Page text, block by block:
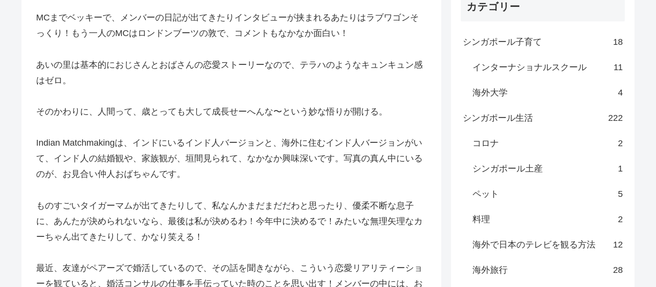
MCまでベッキーで、メンバーの日記が出てきたりインタビューが挟まれるあたりはラブワゴンそ
っくり！もう一人のMCはロンドンブーツの敦で、コメントもなかなか面白い！
あいの里は基本的におじさんとおばさんの恋愛ストーリーなので、テラハのようなキュンキュン感
はゼロ。
そのかわりに、人間って、歳とっても大して成長せーへんな〜という妙な悟りが開ける。
Indian Matchmakingは、インドにいるインド人バージョンと、海外に住むインド人バージョンがい
て、インド人の結婚観や、家族観が、垣間見られて、なかなか興味深いです。写真の真ん中にいる
のが、お見合い仲人おばちゃんです。
ものすごいタイガーマムが出てきたりして、私なんかまだまだだわと思ったり、優柔不断な息子
に、あんたが決められないなら、最後は私が決めるわ！今年中に決めるで！みたいな無理矢理なカ
ーちゃん出てきたりして、かなり笑える！
最近、友達がペアーズで婚活しているので、その話を聞きながら、こういう恋愛リアリティーショ
ーを観ていると、婚活コンサルの仕事を手伝っていた時のことを思い出す！メンバーの中には、お
カテゴリー
シンガポール子育て 18
インターナショナルスクール 11
海外大学 4
シンガポール生活 222
コロナ 2
シンガポール土産 1
ペット 5
料理 2
海外で日本のテレビを観る方法 12
海外旅行 28